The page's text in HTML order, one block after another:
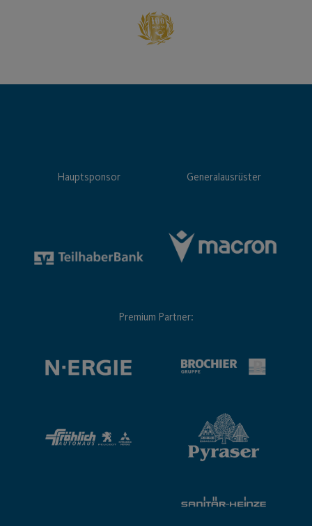
Hauptsponsor Generalausrüster
Premium Partner: